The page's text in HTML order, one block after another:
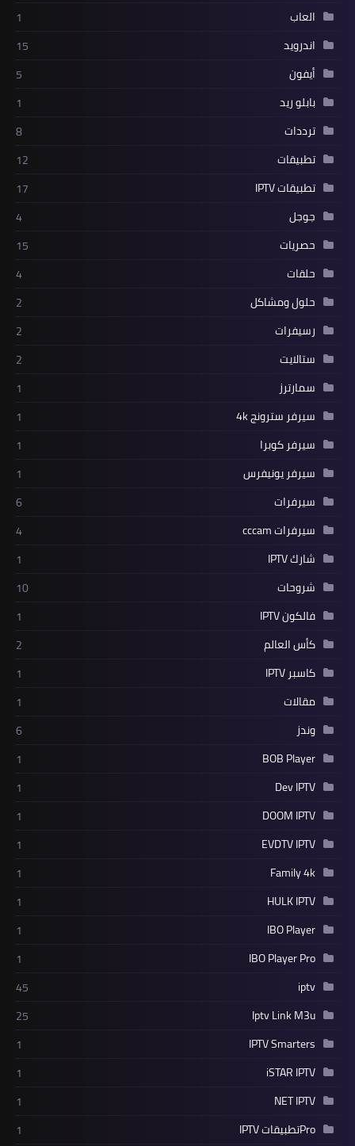
العاب
1
اندرويد
15
أيفون
5
بابلو ريد
1
ترددات
8
تطبيقات
12
تطبيقات IPTV
17
جوجل
4
حصريات
15
حلقات
4
حلول ومشاكل
2
رسيفرات
2
ستالايت
2
سمارترز
1
سيرفر سترونج 4k
1
سيرفر كوبرا
1
سيرفر يونيفرس
1
سيرفرات
6
سيرفرات cccam
4
شارك IPTV
1
شروحات
10
فالكون IPTV
1
كأس العالم
2
كاسبر IPTV
1
مقالات
1
وندز
6
BOB Player
1
Dev IPTV
1
DOOM IPTV
1
EVDTV IPTV
1
Family 4k
1
HULK IPTV
1
IBO Player
1
IBO Player Pro
1
iptv
45
Iptv Link M3u
25
IPTV Smarters
1
iSTAR IPTV
1
NET IPTV
1
Proتطبيقات IPTV
1